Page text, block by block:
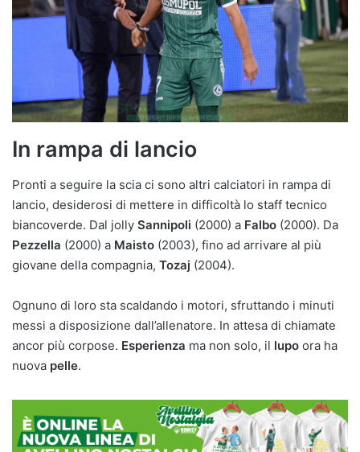
In rampa di lancio
Pronti a seguire la scia ci sono altri calciatori in rampa di
lancio, desiderosi di mettere in difficoltà lo staff tecnico
biancoverde. Dal jolly Sannipoli (2000) a Falbo (2000). Da
Pezzella (2000) a Maisto (2003), fino ad arrivare al più
giovane della compagnia, Tozaj (2004).
Ognuno di loro sta scaldando i motori, sfruttando i minuti
messi a disposizione dall’allenatore. In attesa di chiamate
ancor più corpose. Esperienza ma non solo, il lupo ora ha
nuova pelle.